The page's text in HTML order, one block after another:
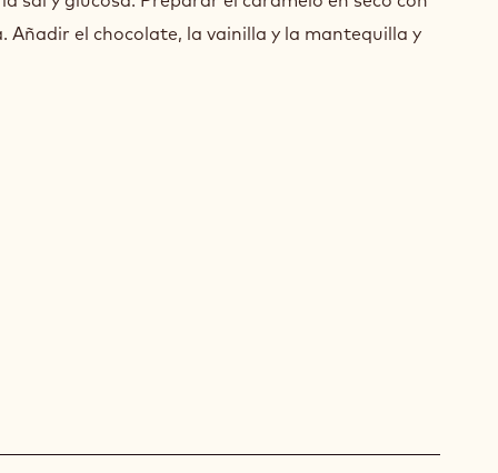
Añadir el chocolate, la vainilla y la mantequilla y